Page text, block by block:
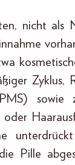
nicht als
Zyklus,
sowie
Pille